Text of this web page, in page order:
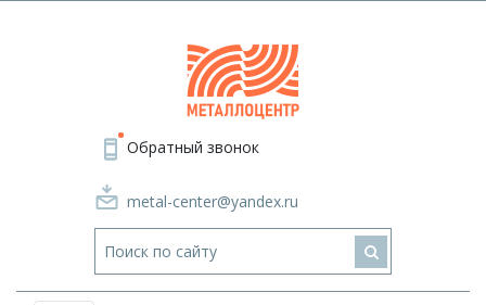
Обратный звонок
metal-center@yandex.ru